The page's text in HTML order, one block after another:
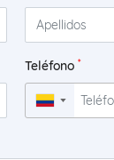
Teléfono *
▼